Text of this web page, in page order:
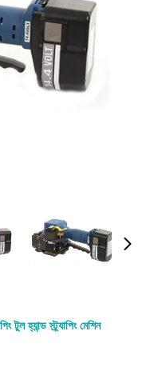
টুল হ্যান্ড স্ট্র্যাপিং মেশিন